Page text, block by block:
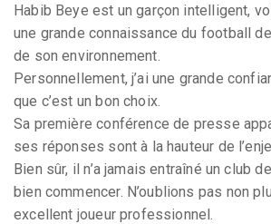
Habib Beye est un garçon intelligent,
une grande connaissance du football
de son environnement.
Personnellement, j’ai une grande
que c’est un bon choix.
Sa première conférence de presse
ses réponses sont à la hauteur de
Bien sûr, il n’a jamais entraîné un club
bien commencer. N’oublions pas non
excellent joueur professionnel.